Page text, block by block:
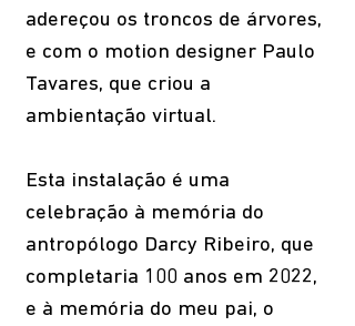
adereçou os troncos de árvores,
e com o motion designer Paulo
Tavares, que criou a
ambientação virtual.
Esta instalação é uma
celebração à memória do
antropólogo Darcy Ribeiro, que
completaria 100 anos em 2022,
e à memória do meu pai, o